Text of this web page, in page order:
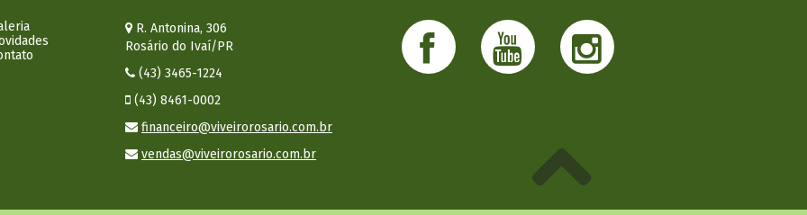
R. Antonina, 306
Rosário do Ivaí/PR
(43) 3465-1224
(43) 8461-0002
financeiro@viveirorosario.com.br
vendas@viveirorosario.com.br